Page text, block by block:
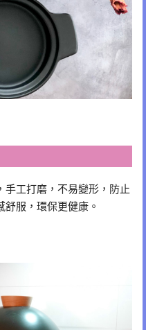
手工打磨，不易變形，防止
服，環保更健康。